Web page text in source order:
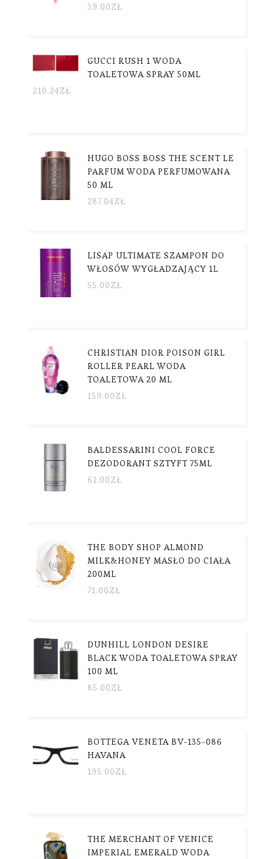
39.00ZŁ
GUCCI RUSH 1 WODA
TOALETOWA SPRAY 50ML
210.24ZŁ
HUGO BOSS BOSS THE SCENT LE
PARFUM WODA PERFUMOWANA
50 ML
287.04ZŁ
LISAP ULTIMATE SZAMPON DO
WŁOSÓW WYGŁADZAJĄCY 1L
55.00ZŁ
CHRISTIAN DIOR POISON GIRL
ROLLER PEARL WODA
TOALETOWA 20 ML
159.00ZŁ
BALDESSARINI COOL FORCE
DEZODORANT SZTYFT 75ML
61.00ZŁ
THE BODY SHOP ALMOND
MILK&HONEY MASŁO DO CIAŁA
200ML
71.00ZŁ
DUNHILL LONDON DESIRE
BLACK WODA TOALETOWA SPRAY
100 ML
85.00ZŁ
BOTTEGA VENETA BV-135-086
HAVANA
195.00ZŁ
THE MERCHANT OF VENICE
IMPERIAL EMERALD WODA